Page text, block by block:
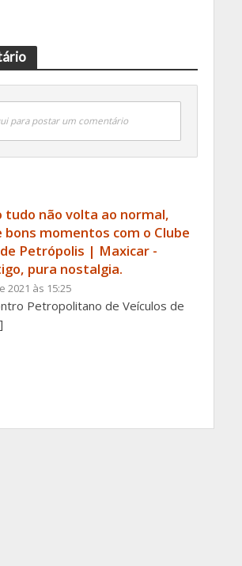
para postar um comentário
tudo não volta ao normal,
bons momentos com o Clube
Petrópolis | Maxicar -
pura nostalgia.
2021 às 15:25
Petropolitano de Veículos de